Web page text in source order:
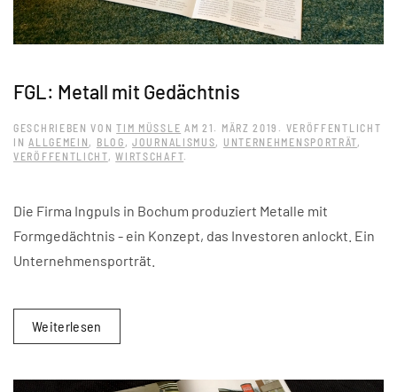
FGL: Metall mit Gedächtnis
GESCHRIEBEN VONTIM MÜSSLE AM21. MÄRZ 2019 . VERÖFFENTLICHT
INALLGEMEIN , BLOG ,JOURNALISMUS, UNTERNEHMENSPORTRÄT,
VERÖFFENTLICHT,WIRTSCHAFT.
Die Firma Ingpuls in Bochum produziert Metalle mit
Formgedächtnis - ein Konzept, das Investoren anlockt. Ein
Unternehmensporträt.
Weiterlesen